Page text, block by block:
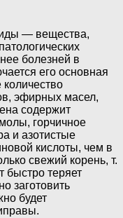
— вещества,
болезней в
его основная
эфирных масел,
содержит
горчичное
и азотистые
кислоты, чем в
свежий корень, т.
быстро теряет
заготовить
будет